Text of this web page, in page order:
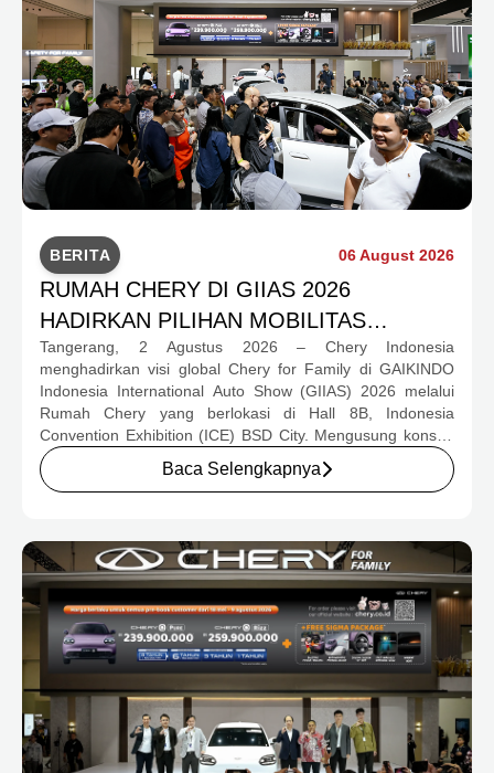
BERITA 06 August 2026
RUMAH CHERY DI GIIAS 2026
HADIRKAN PILIHAN MOBILITAS
LENGKAP DAN PROGRAM APRESIASI
KONSUMEN BERNILAI HAMPIR RP1
MILIAR
Tangerang, 2 Agustus 2026 – Chery Indonesia
menghadirkan visi global Chery for Family di GAIKINDO
Indonesia International Auto Show (GIIAS) 2026 melalui
Rumah Chery yang berlokasi di Hall 8B, Indonesia
Convention Exhibition (ICE) BSD City. Mengusung konsep
rumah yang hangat dan inklusif, Chery menghadirkan
pengalaman menyeluruh bagi keluarga Indonesia melalui
program apresiasi untuk konsumen.
Baca Selengkapnya